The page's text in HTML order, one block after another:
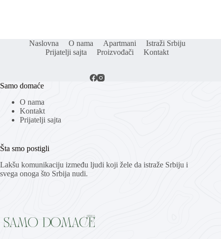
Naslovna O nama Apartmani
Istraži Srbiju
Prijatelji sajta
Proizvođači Kontakt
Samo domaće
O nama
Kontakt
Prijatelji sajta
Šta smo postigli
Lakšu komunikaciju između ljudi koji žele da istraže Srbiju i
svega onoga što Srbija nudi.